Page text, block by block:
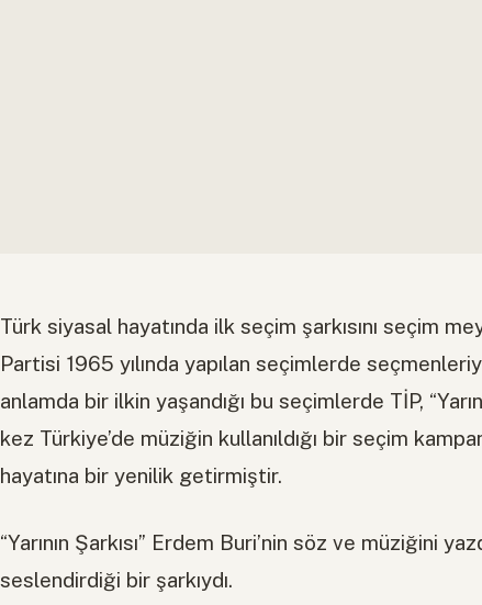
Türk siyasal hayatında ilk seçim şarkısını seçim
Partisi 1965 yılında yapılan seçimlerde
anlamda bir ilkin yaşandığı bu seçimlerde TİP,
kez Türkiye’de müziğin kullanıldığı bir seçim
hayatına bir yenilik getirmiştir.
“Yarının Şarkısı” Erdem Buri’nin söz ve müziğini
seslendirdiği bir şarkıydı.